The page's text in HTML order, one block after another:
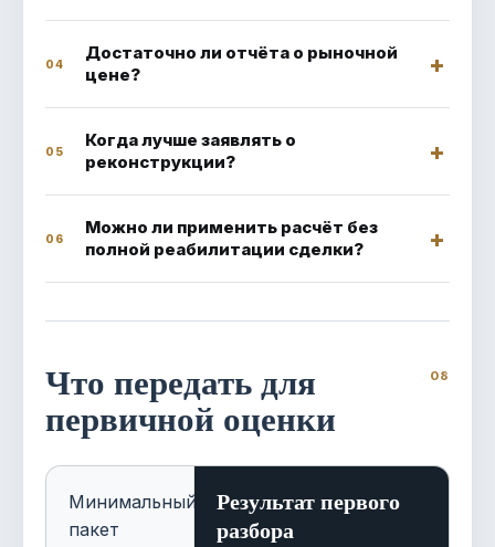
04
Достаточно ли отчёта о рыночной
цене?
05
Когда лучше заявлять о
реконструкции?
06
Можно ли применить расчёт без
полной реабилитации сделки?
Что передать для
первичной оценки
Минимальный
пакет
Результат первого
разбора